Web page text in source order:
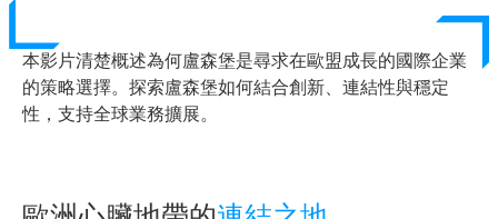
本影片清楚概述為何盧森堡是尋求在歐盟成長的國際企業
的策略選擇。探索盧森堡如何結合創新、連結性與穩定
性，支持全球業務擴展。